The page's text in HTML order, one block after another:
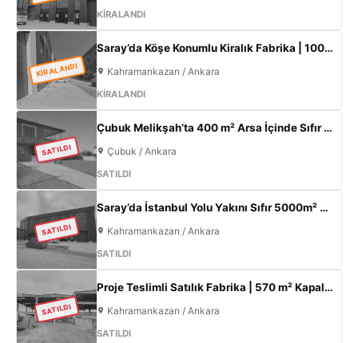
KİRALANDI
KİRALANDI
Saray’da Köşe Konumlu Kiralık Fabrika | 1000 m² Kapalı Alan | 3 Kat Ofis | 100 kW
Kahramankazan / Ankara
KİRALANDI
SATILDI
Çubuk Melikşah’ta 400 m² Arsa İçinde Sıfır 3+1 Müstakil Ev – Kaçırılmayacak Fırsat!
Çubuk / Ankara
SATILDI
SATILDI
Saray’da İstanbul Yolu Yakını Sıfır 5000m² Fabrika | 300KW & 800m² Ofis
Kahramankazan / Ankara
SATILDI
SATILDI
Proje Teslimli Satılık Fabrika | 570 m² Kapalı Alan + 450 m² Açık Alan | 100 KW Enerji | Saray Kahramankazan
Kahramankazan / Ankara
SATILDI